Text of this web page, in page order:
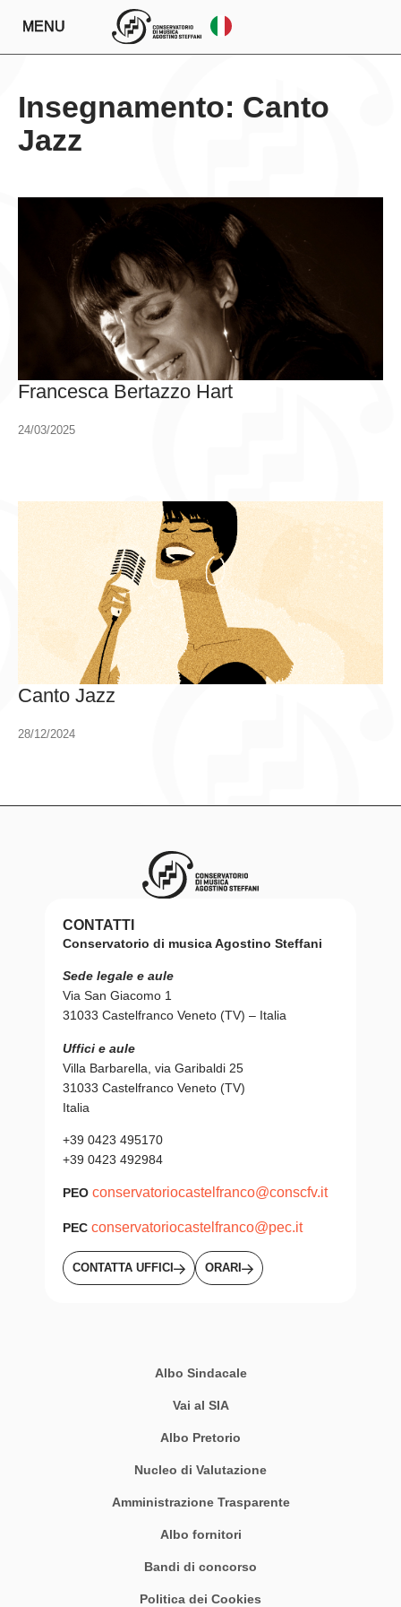
MENU
Insegnamento: Canto
Jazz
Francesca Bertazzo Hart
24/03/2025
Canto Jazz
28/12/2024
CONTATTI
Conservatorio di musica Agostino Steffani
Sede legale e aule
Via San Giacomo 1
31033 Castelfranco Veneto (TV) – Italia
Uffici e aule
Villa Barbarella, via Garibaldi 25
31033 Castelfranco Veneto (TV)
Italia
+39 0423 495170
+39 0423 492984
PEO conservatoriocastelfranco@conscfv.it
PEC conservatoriocastelfranco@pec.it
CONTATTA UFFICI ORARI
Albo Sindacale
Vai al SIA
Albo Pretorio
Nucleo di Valutazione
Amministrazione Trasparente
Albo fornitori
Bandi di concorso
Politica dei Cookies